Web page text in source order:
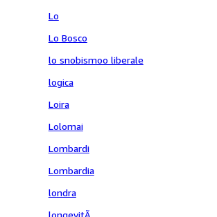
Lo
Lo Bosco
lo snobismoo liberale
logica
Loira
Lolomai
Lombardi
Lombardia
londra
longevitÃ